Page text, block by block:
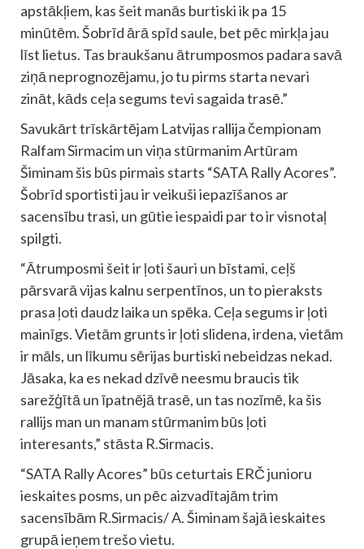
apstākļiem, kas šeit manās burtiski ik pa 15
minūtēm. Šobrīd ārā spīd saule, bet pēc mirkļa jau
līst lietus. Tas braukšanu ātrumposmos padara savā
ziņā neprognozējamu, jo tu pirms starta nevari
zināt, kāds ceļa segums tevi sagaida trasē.”
Savukārt trīskārtējam Latvijas rallija čempionam
Ralfam Sirmacim un viņa stūrmanim Artūram
Šiminam šis būs pirmais starts “SATA Rally Acores”.
Šobrīd sportisti jau ir veikuši iepazīšanos ar
sacensību trasi, un gūtie iespaidi par to ir visnotaļ
spilgti.
“Ātrumposmi šeit ir ļoti šauri un bīstami, ceļš
pārsvarā vijas kalnu serpentīnos, un to pieraksts
prasa ļoti daudz laika un spēka. Ceļa segums ir ļoti
mainīgs. Vietām grunts ir ļoti slidena, irdena, vietām
ir māls, un līkumu sērijas burtiski nebeidzas nekad.
Jāsaka, ka es nekad dzīvē neesmu braucis tik
sarežģītā un īpatnējā trasē, un tas nozīmē, ka šis
rallijs man un manam stūrmanim būs ļoti
interesants,” stāsta R.Sirmacis.
“SATA Rally Acores” būs ceturtais ERČ junioru
ieskaites posms, un pēc aizvadītajām trim
sacensībām R.Sirmacis/ A. Šiminam šajā ieskaites
grupā ieņem trešo vietu.